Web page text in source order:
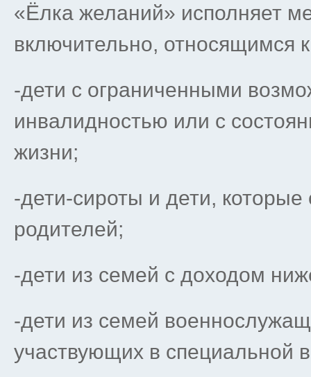
«Ёлка желаний» исполняет
включительно, относящимся
-дети с ограниченными
инвалидностью или с
жизни;
-дети-сироты и дети, которые
родителей;
-дети из семей с доходом
-дети из семей
участвующих в специальной